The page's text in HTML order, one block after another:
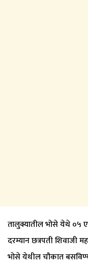
तालुक्यातील भोसे येथे ०५
दरम्यान छत्रपती शिवाजी
भोसे येथील चौकात